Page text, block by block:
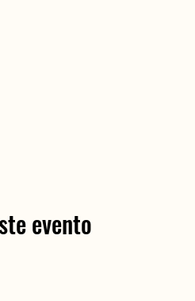
evento